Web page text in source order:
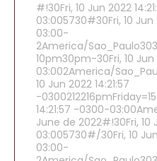
#!30Fri, 10 Jun 2022
03:005730#30Fri, 10
03:00-
2America/
10pm30pm-30Fri, 10
03:002America/
10 Jun 2022 14:21:57
-
14:21:57 -0300-
June de 2022#!30Fri, 10
03:005730#/30Fri, 10
03:00-